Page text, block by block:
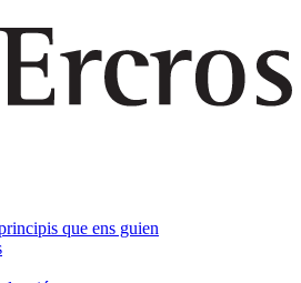
que ens guien